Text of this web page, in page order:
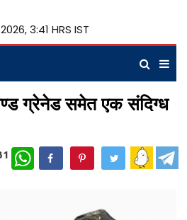
3:41 HRS IST
ग्रेनेड समेत एक संदिग्ध
WhatsApp